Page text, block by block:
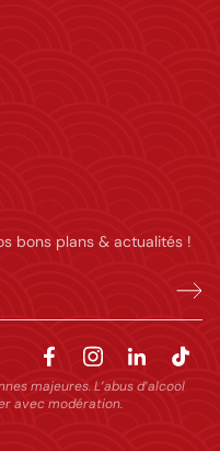
bons plans & actualités !
majeures. L’abus d’alcool
avec modération.